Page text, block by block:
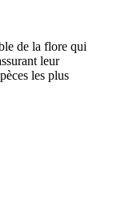
de la flore qui
leur
les plus